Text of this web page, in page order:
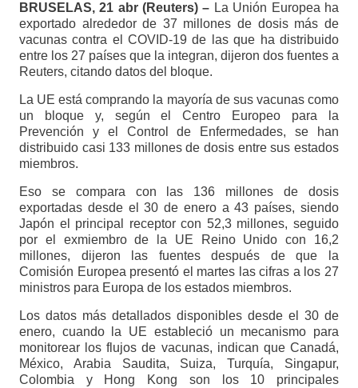
BRUSELAS, 21 abr (Reuters) – La Unión Europea ha
exportado alrededor de 37 millones de dosis más de
vacunas contra el COVID-19 de las que ha distribuido
entre los 27 países que la integran, dijeron dos fuentes a
Reuters, citando datos del bloque.
La UE está comprando la mayoría de sus vacunas como
un bloque y, según el Centro Europeo para la
Prevención y el Control de Enfermedades, se han
distribuido casi 133 millones de dosis entre sus estados
miembros.
Eso se compara con las 136 millones de dosis
exportadas desde el 30 de enero a 43 países, siendo
Japón el principal receptor con 52,3 millones, seguido
por el exmiembro de la UE Reino Unido con 16,2
millones, dijeron las fuentes después de que la
Comisión Europea presentó el martes las cifras a los 27
ministros para Europa de los estados miembros.
Los datos más detallados disponibles desde el 30 de
enero, cuando la UE estableció un mecanismo para
monitorear los flujos de vacunas, indican que Canadá,
México, Arabia Saudita, Suiza, Turquía, Singapur,
Colombia y Hong Kong son los 10 principales